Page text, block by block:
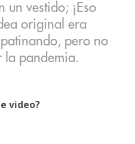
un vestido; ¡Eso
original era
pero no
la pandemia.
video?